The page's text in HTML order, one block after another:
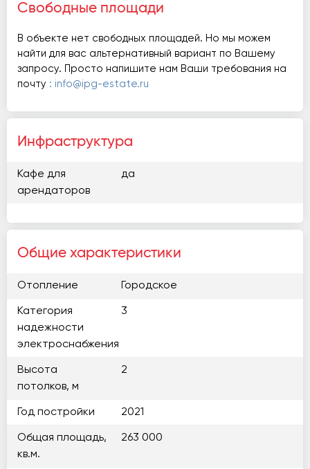
Свободные площади
В объекте нет свободных площадей. Но мы можем
найти для вас альтернативный вариант по Вашему
запросу. Просто напишите нам Ваши требования на
почту : info@ipg-estate.ru
Инфраструктура
Кафе для
арендаторов
да
Общие характеристики
Отопление Городское
Категория
надежности
электроснабжения
3
Высота
потолков, м
2
Год постройки 2021
Общая площадь,
кв.м.
263 000